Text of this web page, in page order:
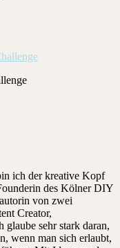
ich der kreative Kopf
des Kölner DIY
von zwei
Creator,
sehr stark daran,
wenn man sich erlaubt,